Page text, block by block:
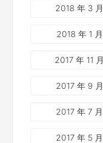
2018 年 3 月
2018 年 1 月
2017 年 11 月
2017 年 9 月
2017 年 7 月
2017 年 5 月